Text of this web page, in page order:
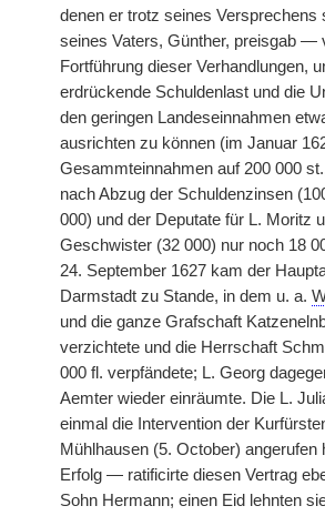
denen er trotz seines Versprechens
seines Vaters, Günther, preisgab —
Fortführung dieser Verhandlungen,
erdrückende Schuldenlast und die
den geringen Landeseinnahmen
ausrichten zu können (im Januar
Gesammteinnahmen auf 200 000
nach Abzug der Schuldenzinsen
000) und der Deputate für L. Moritz
Geschwister (32 000) nur noch 18
24. September 1627 kam der
Darmstadt zu Stande, in dem u. a.
und die ganze Grafschaft
verzichtete und die Herrschaft
000 fl. verpfändete; L. Georg
Aemter wieder einräumte. Die L.
einmal die Intervention der
Mühlhausen (5. October) angerufen
Erfolg — ratificirte diesen Vertrag
Sohn Hermann; einen Eid lehnten